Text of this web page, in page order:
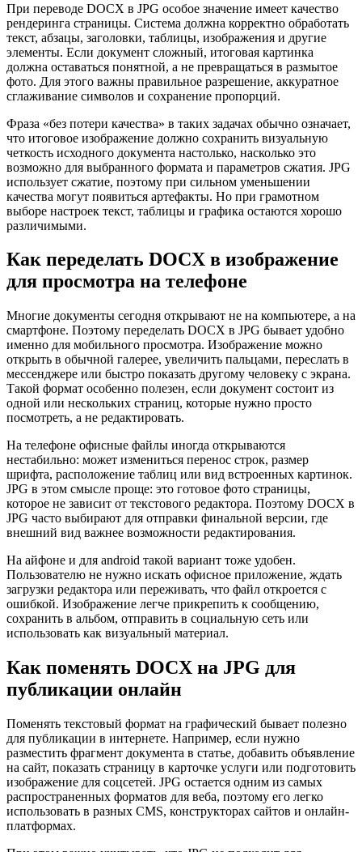
При переводе DOCX в JPG особое значение имеет качество
рендеринга страницы. Система должна корректно обработать
текст, абзацы, заголовки, таблицы, изображения и другие
элементы. Если документ сложный, итоговая картинка
должна оставаться понятной, а не превращаться в размытое
фото. Для этого важны правильное разрешение, аккуратное
сглаживание символов и сохранение пропорций.
Фраза «без потери качества» в таких задачах обычно означает,
что итоговое изображение должно сохранить визуальную
четкость исходного документа настолько, насколько это
возможно для выбранного формата и параметров сжатия. JPG
использует сжатие, поэтому при сильном уменьшении
качества могут появиться артефакты. Но при грамотном
выборе настроек текст, таблицы и графика остаются хорошо
различимыми.
Как переделать DOCX в изображение
для просмотра на телефоне
Многие документы сегодня открывают не на компьютере, а на
смартфоне. Поэтому переделать DOCX в JPG бывает удобно
именно для мобильного просмотра. Изображение можно
открыть в обычной галерее, увеличить пальцами, переслать в
мессенджере или быстро показать другому человеку с экрана.
Такой формат особенно полезен, если документ состоит из
одной или нескольких страниц, которые нужно просто
посмотреть, а не редактировать.
На телефоне офисные файлы иногда открываются
нестабильно: может измениться перенос строк, размер
шрифта, расположение таблиц или вид встроенных картинок.
JPG в этом смысле проще: это готовое фото страницы,
которое не зависит от текстового редактора. Поэтому DOCX в
JPG часто выбирают для отправки финальной версии, где
внешний вид важнее возможности редактирования.
На айфоне и для android такой вариант тоже удобен.
Пользователю не нужно искать офисное приложение, ждать
загрузки редактора или переживать, что файл откроется с
ошибкой. Изображение легче прикрепить к сообщению,
сохранить в альбом, отправить в социальную сеть или
использовать как визуальный материал.
Как поменять DOCX на JPG для
публикации онлайн
Поменять текстовый формат на графический бывает полезно
для публикации в интернете. Например, если нужно
разместить фрагмент документа в статье, добавить объявление
на сайт, показать страницу в карточке услуги или подготовить
изображение для соцсетей. JPG остается одним из самых
распространенных форматов для веба, поэтому его легко
использовать в разных CMS, конструкторах сайтов и онлайн-
платформах.